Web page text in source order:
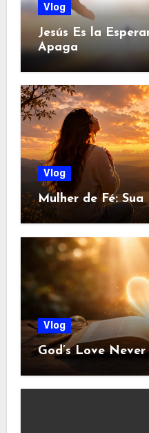
Vlog
Jesús Es la
Apaga
Vlog
Mulher de Fé: Sua
Vlog
God’s Love Never